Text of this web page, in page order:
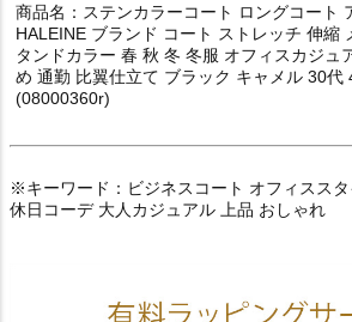
商品名：ステンカラーコート ロングコート
HALEINE ブランド コート ストレッチ 伸縮
タンドカラー 春 秋 冬 冬服 オフィスカジュ
め 通勤 比翼仕立て ブラック キャメル 30代
(08000360r)
※キーワード：ビジネスコート オフィスス
休日コーデ 大人カジュアル 上品 おしゃれ